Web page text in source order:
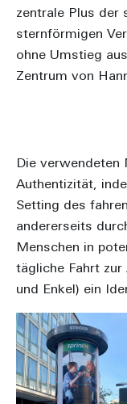
zentrale Plus der
sternförmigen
ohne Umstieg
Zentrum von
Die verwendeten
Authentizität,
Setting des
andererseits
Menschen in
tägliche Fahrt zur
und Enkel) ein